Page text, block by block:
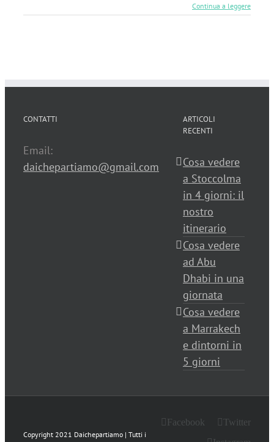
Continua a leggere
CONTATTI
Email:
daichepartiamo@gmail.com
ARTICOLI
RECENTI
Cosa vedere
a Stoccolma
in 4 giorni: il
nostro
itinerario
Cosa vedere
ad Abu
Dhabi in una
giornata
Cosa vedere
a Marrakech
e dintorni in
5 giorni
Copyright 2021 Daichepartiamo | Tutti i
Facebook
Twitter